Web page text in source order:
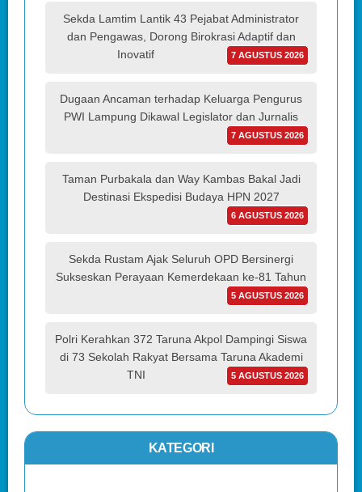
Sekda Lamtim Lantik 43 Pejabat Administrator
dan Pengawas, Dorong Birokrasi Adaptif dan
Inovatif
7 AGUSTUS 2026
Dugaan Ancaman terhadap Keluarga Pengurus
PWI Lampung Dikawal Legislator dan Jurnalis
7 AGUSTUS 2026
Taman Purbakala dan Way Kambas Bakal Jadi
Destinasi Ekspedisi Budaya HPN 2027
6 AGUSTUS 2026
Sekda Rustam Ajak Seluruh OPD Bersinergi
Sukseskan Perayaan Kemerdekaan ke-81 Tahun
5 AGUSTUS 2026
Polri Kerahkan 372 Taruna Akpol Dampingi Siswa
di 73 Sekolah Rakyat Bersama Taruna Akademi
TNI
5 AGUSTUS 2026
KATEGORI